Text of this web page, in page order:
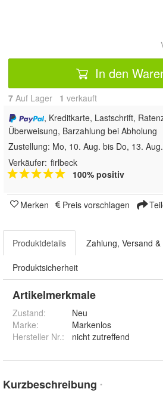
In den
7 Auf Lager 1 verkauft
, Kreditkarte, Lastschrift,
Überweisung, Barzahlung bei Abholung
Zustellung: Mo, 10. Aug. bis Do, 13. Aug.
Verkäufer: firlbeck
100% positiv
Merken Preis vorschlagen
Produktdetails Zahlung, Versand
Produktsicherheit
Artikelmerkmale
Zustand:
Neu
Marke:
Markenlos
Hersteller Nr.:
nicht zutreffend
Kurzbeschreibung *